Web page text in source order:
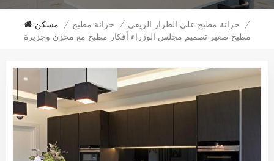
مسكن / خزانة مطبخ / خزانة مطبخ على الطراز الريفي /
مطبخ صغير تصميم مجلس الوزراء أفكار مطبخ مع مخزن وجزيرة